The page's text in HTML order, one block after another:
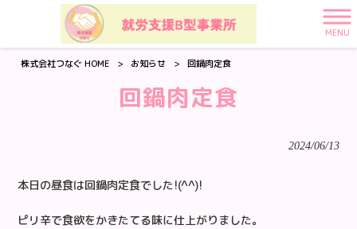
MENU
株式会社つなぐ HOME > お知らせ > 回鍋肉定食
回鍋肉定食
2024/06/13
本日の昼食は回鍋肉定食でした!(^^)!
ピリ辛で食欲をかきたてる味に仕上がりました。